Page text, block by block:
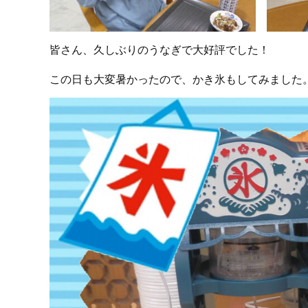
皆さん、久しぶりのうなぎで大好評でした！
この日も大変暑かったので、かき氷もしてみました